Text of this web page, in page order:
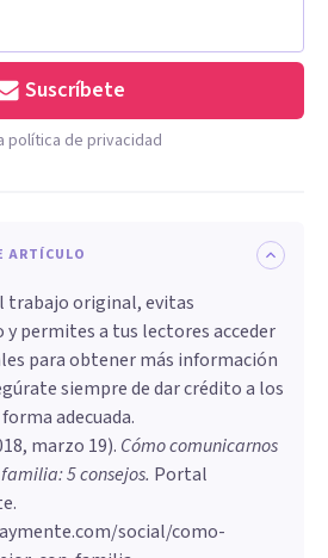
Suscríbete
política de privacidad
ARTÍCULO
trabajo original, evitas
permites a tus lectores acceder
para obtener más información
siempre de dar crédito a los
adecuada.
marzo 19). Cómo comunicarnos
5 consejos. Portal
social/como-